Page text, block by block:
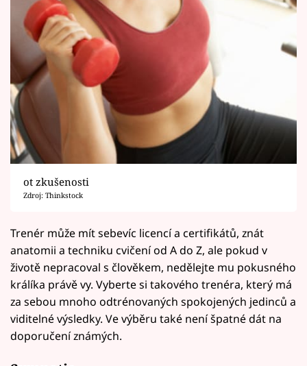
ot zkušenosti
Zdroj: Thinkstock
Trenér může mít sebevíc licencí a certifikátů, znát
anatomii a techniku cvičení od A do Z, ale pokud v
životě nepracoval s člověkem, nedělejte mu pokusného
králíka právě vy. Vyberte si takového trenéra, který má
za sebou mnoho odtrénovaných spokojených jedinců a
viditelné výsledky. Ve výběru také není špatné dát na
doporučení známých.